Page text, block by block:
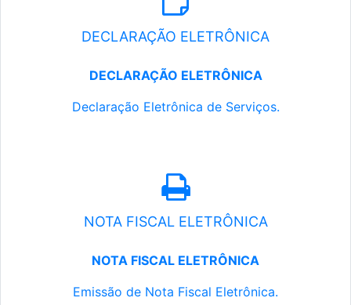
DECLARAÇÃO ELETRÔNICA
DECLARAÇÃO ELETRÔNICA
Declaração Eletrônica de Serviços.
NOTA FISCAL ELETRÔNICA
NOTA FISCAL ELETRÔNICA
Emissão de Nota Fiscal Eletrônica.